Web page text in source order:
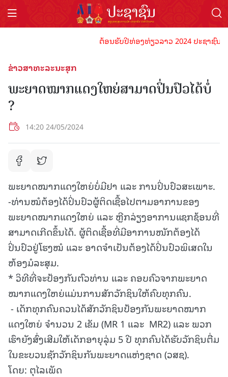
ຕ້ອນຮັບປີທ່ອງທ່ຽວລາວ 2024 ປະຊາຊົນ
ຂ່າວສາທະລະນະສຸກ
ພະຍາດໝາກແດງໃຫຍ່ສາມາດປິ່ນປົວໄດ້ບໍ່
?
14:20 24/05/2024
ພະຍາດໝາກແດງໃຫຍ່ບໍ່ມີຢາ ແລະ ການປິ່ນປົວສະເພາະ.
-ທ່ານໝໍຕ້ອງໄດ້ປິ່ນປົວຜູ້ຕິດເຊື້ອໄປຕາມອາການຂອງ
ພະຍາດໝາກແດງໃຫຍ່ ແລະ ຫຼີກລ່ຽງອາການແຊກຊ້ອນທີ່
ສາມາດເກີດຂຶ້ນໄດ້. ຜູ້ຕິດເຊື້ອທີ່ມີອາການໜັກຕ້ອງໄດ້
ປິ່ນປົວຢູ່ໂຮງໝໍ ແລະ ອາດຈໍາເປັນຕ້ອງໄດ້ປິ່ນປົວພິເສດໃນ
ຫ້ອງມໍລະສຸມ.
* ວິທີທີ່ຈະປ້ອງກັນຕົວທ່ານ ແລະ ຄອບຄົວຈາກພະຍາດ
ໝາກແດງໃຫຍ່ແມ່ນການສັກວັກຊິນໃຫ້ຄົບທຸກຄົນ.
- ເດັກທຸກຄົນຄວນໄດ້ສັກວັກຊິນປ້ອງກັນພະຍາດໝາກ
ແດງໃຫຍ່ ຈຳນວນ 2 ເຂັມ (MR 1 ແລະ MR2) ແລະ ພວກ
ເຮົາຍັງສົ່ງເສີມໃຫ້ເດັກອາຍຸລຸ່ມ 5 ປີ ທຸກຄົນໄດ້ຮັບວັກຊິນຕື່ມ
ໃນຂະບວນຊັກວັກຊິນກັນພະຍາດແຫ່ງຊາດ (ວສຊ).
ໂດຍ: ຕຸໄລເພັດ